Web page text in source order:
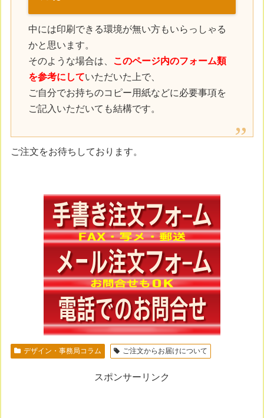
中には印刷できる環境が無い方もいらっしゃる
かと思います。
そのような場合は、 このページ内のフォーム類
を参考にしていただいた上で、
ご自分でお持ちのコピー用紙などに必要事項を
ご記入いただいても結構です。
ご注文をお待ちしております。
デザイン・事務局コラム ご注文からお届けについて
スポンサーリンク